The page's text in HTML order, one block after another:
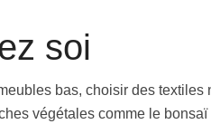
soi
bas, choisir des textiles
végétales comme le bonsaï